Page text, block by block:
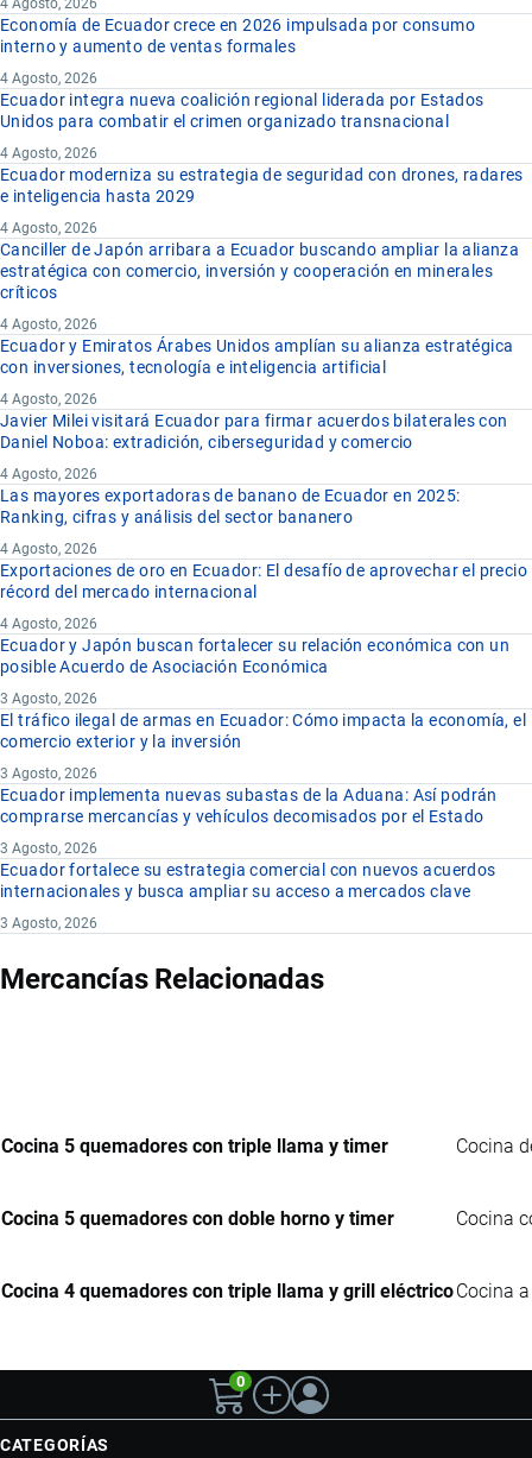
4 Agosto, 2026
Economía de Ecuador crece en 2026 impulsada por consumo
interno y aumento de ventas formales
4 Agosto, 2026
Ecuador integra nueva coalición regional liderada por Estados
Unidos para combatir el crimen organizado transnacional
4 Agosto, 2026
Ecuador moderniza su estrategia de seguridad con drones, radares
e inteligencia hasta 2029
4 Agosto, 2026
Canciller de Japón arribara a Ecuador buscando ampliar la alianza
estratégica con comercio, inversión y cooperación en minerales
críticos
4 Agosto, 2026
Ecuador y Emiratos Árabes Unidos amplían su alianza estratégica
con inversiones, tecnología e inteligencia artificial
4 Agosto, 2026
Javier Milei visitará Ecuador para firmar acuerdos bilaterales con
Daniel Noboa: extradición, ciberseguridad y comercio
4 Agosto, 2026
Las mayores exportadoras de banano de Ecuador en 2025:
Ranking, cifras y análisis del sector bananero
4 Agosto, 2026
Exportaciones de oro en Ecuador: El desafío de aprovechar el precio
récord del mercado internacional
4 Agosto, 2026
Ecuador y Japón buscan fortalecer su relación económica con un
posible Acuerdo de Asociación Económica
3 Agosto, 2026
El tráfico ilegal de armas en Ecuador: Cómo impacta la economía, el
comercio exterior y la inversión
3 Agosto, 2026
Ecuador implementa nuevas subastas de la Aduana: Así podrán
comprarse mercancías y vehículos decomisados por el Estado
3 Agosto, 2026
Ecuador fortalece su estrategia comercial con nuevos acuerdos
internacionales y busca ampliar su acceso a mercados clave
3 Agosto, 2026
Mercancías Relacionadas
Cocina 5 quemadores con triple llama y timer Cocina
Cocina 5 quemadores con doble horno y timer Cocina
Cocina 4 quemadores con triple llama y grill eléctricoCocina
0
CATEGORÍAS